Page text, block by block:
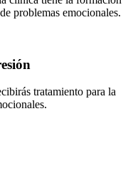
problemas emocionales.
tratamiento para la